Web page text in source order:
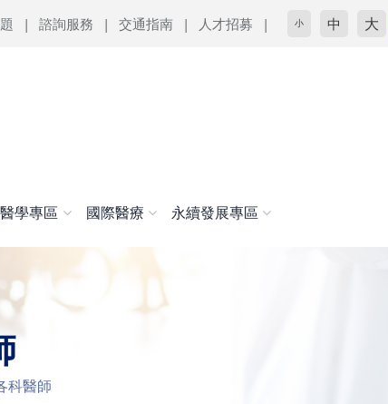
諮詢服務 交通指南 人才招募 小 中 大
學專區 國際醫療 永續發展專區
科醫師